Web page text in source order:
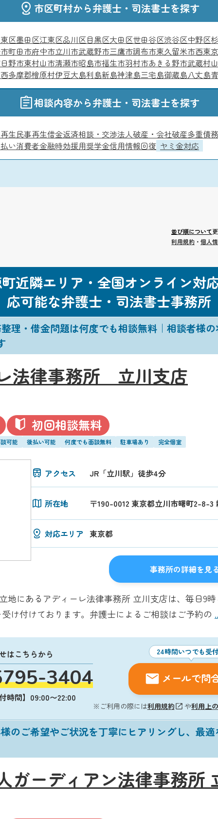
市区町村から弁護士・司法書士を探す
区墨田区江東区品川区目黒区大田区世田谷区渋谷区中野区
町田市府中市立川市武蔵野市三鷹市調布市東久留米市西東
日野市東村山市清瀬市昭島市福生市羽村市あきる野市武蔵村
西多摩郡檜原村伊豆大島利島新島神津島三宅島御蔵島八丈島
相談内容から弁護士・司法書士を探す
生民事再生借金返済相談・交渉法人破産・会社破産多重債務
い消費者金融時効援用奨学金信用情報回復 ヤミ金対応
並び順について
利用規約 ・ 個人
近隣エリア・全国オンライン対
応可能な弁護士・司法書士事務所
理・借金問題は何度でも相談無料｜相談者様
法律事務所 立川支店
初回相談無料
可能 後払い可能 何度でも面談無料 駐車場あり 完全個室
アクセス JR「立川駅」徒歩4分
所在地 〒190-0012 東京都立川市曙町2-8-3
対応エリア 東京都
事務所の詳細を見
地にあるアディーレ法律事務所 立川支店は、毎日9
け付けております。弁護士によるご相談はご予約の
はこちらから
3404
時間】09:00〜22:00
24時間いつでも受
メールで問
※ご利用の際には利用規約 や利用上
のご希望やご状況を丁寧にヒアリングし、最
ガーディアン法律事務所